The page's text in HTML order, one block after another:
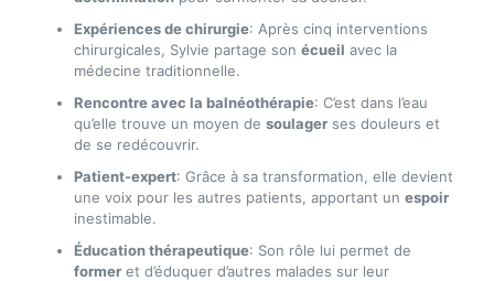
Expériences de chirurgie: Après cinq interventions
chirurgicales, Sylvie partage son écueil avec la
médecine traditionnelle.
Rencontre avec la balnéothérapie: C’est dans l’eau
qu’elle trouve un moyen de soulagerses douleurs et
de se redécouvrir.
Patient-expert: Grâce à sa transformation, elle devient
une voix pour les autres patients, apportant un espoir
inestimable.
Éducation thérapeutique: Son rôle lui permet de
formeret d’éduquer d’autres malades sur leur